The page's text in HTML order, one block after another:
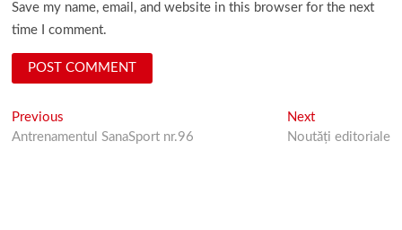
Save my name, email, and website in this browser for the next
time I comment.
Post
navigation
Previous
post:
Antrenamentul SanaSport nr.96
NextNext
post:
Noutăți editoriale